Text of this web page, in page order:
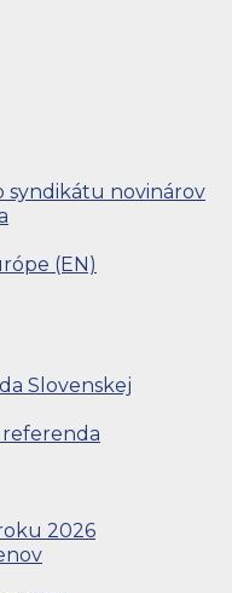
syndikátu novinárov
(EN)
Slovenskej
referenda
2026